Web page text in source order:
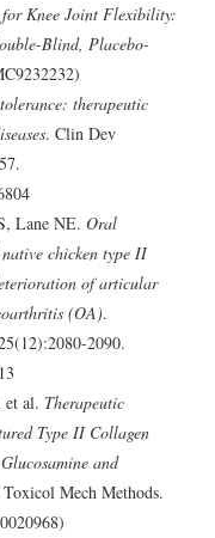
Knee Joint Flexibility:
Blind, Placebo-
therapeutic
. Clin Dev
Lane NE. Oral
chicken type II
of articular
(OA).
2090.
al. Therapeutic
Type II Collagen
and
Toxicol Mech Methods.